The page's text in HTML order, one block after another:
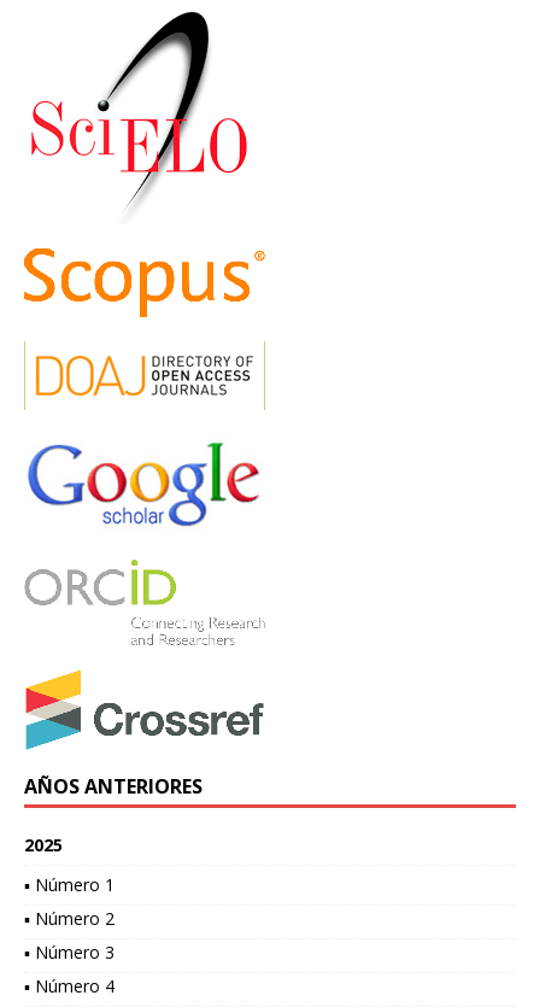
AÑOS ANTERIORES
2025
▪ Número 1
▪ Número 2
▪ Número 3
▪ Número 4